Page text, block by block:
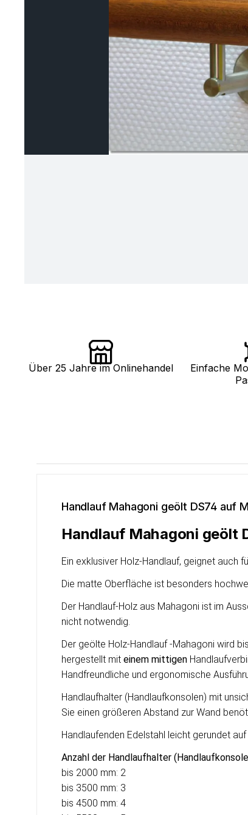
Über 25 Jahre im Onlinehandel
Einfache
Handlauf Mahagoni geölt DS74 auf
Handlauf Mahagoni geölt
Ein exklusiver Holz-Handlauf, geignet auch
Die matte Oberfläche ist besonders
Der Handlauf-Holz aus Mahagoni ist im
nicht notwendig.
Der geölte Holz-Handlauf -Mahagoni wird
hergestellt mit einem mittigen
Handfreundliche und ergonomische
Handlaufhalter (Handlaufkonsolen) mit
Sie einen größeren Abstand zur Wand
Handlaufenden Edelstahl leicht gerundet
Anzahl der Handlaufhalter
bis 2000 mm: 2
bis 3500 mm: 3
bis 4500 mm: 4